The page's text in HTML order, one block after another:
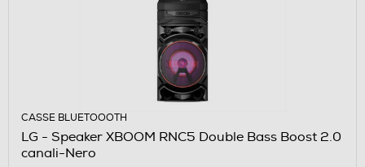
CASSE BLUETOOOTH
LG - Speaker XBOOM RNC5 Double Bass Boost 2.0
canali-Nero